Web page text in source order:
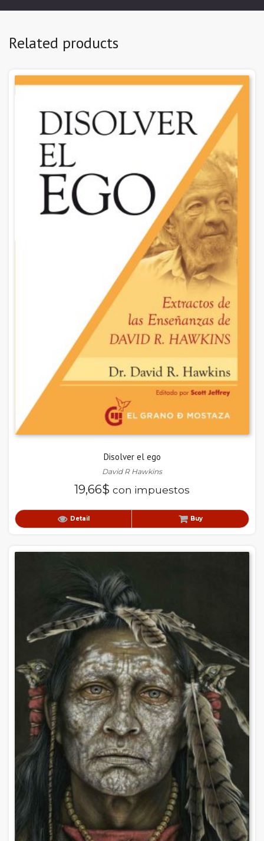
Related products
Disolver el ego
David R Hawkins
19,66$ con impuestos
Detail Buy